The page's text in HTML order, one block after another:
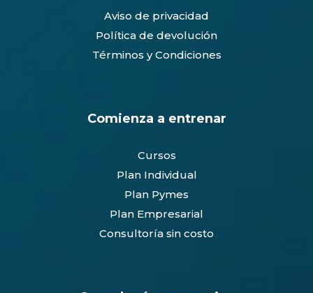
Aviso de privacidad
Política de devolución
Términos y Condiciones
Comienza a entrenar
Cursos
Plan Individual
Plan Pymes
Plan Empresarial
Consultoría sin costo